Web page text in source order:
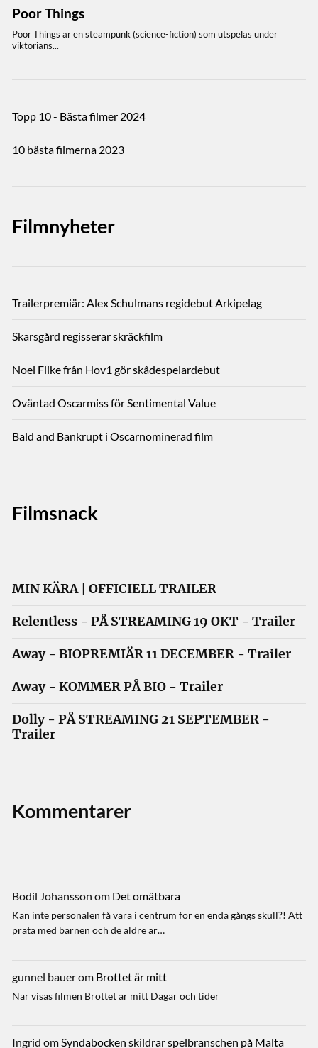
Topp 10 - Bästa filmer 2024
10 bästa filmerna 2023
Filmnyheter
Trailerpremiär: Alex Schulmans regidebut Arkipelag
Skarsgård regisserar skräckfilm
Noel Flike från Hov1 gör skådespelardebut
Oväntad Oscarmiss för Sentimental Value
Bald and Bankrupt i Oscarnominerad film
Filmsnack
MIN KÄRA | OFFICIELL TRAILER
Relentless - PÅ STREAMING 19 OKT - Trailer
Away - BIOPREMIÄR 11 DECEMBER - Trailer
Away - KOMMER PÅ BIO - Trailer
Dolly - PÅ STREAMING 21 SEPTEMBER -
Trailer
Kommentarer
Bodil Johansson om Det omätbara
Kan inte personalen få vara i centrum för en enda gångs skull?! Att
prata med barnen och de äldre är…
gunnel bauerom Brottet är mitt
När visas filmen Brottet är mitt Dagar och tider
Ingrid omSyndabocken skildrar spelbranschen på Malta